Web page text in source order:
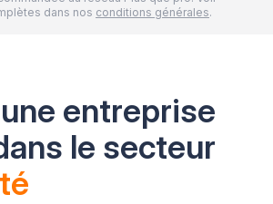
dans nos conditions générales.
entreprise
le secteur